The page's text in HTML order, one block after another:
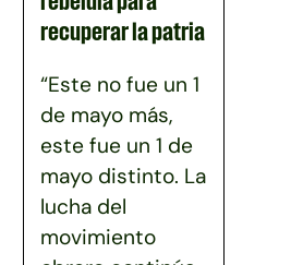
recuperar la patria
“Este no fue un 1
de mayo más,
este fue un 1 de
mayo distinto. La
lucha del
movimiento